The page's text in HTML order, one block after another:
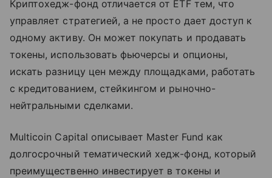
Криптохедж-фонд отличается от ETF тем, что
управляет стратегией, а не просто дает доступ к
одному активу. Он может покупать и продавать
токены, использовать фьючерсы и опционы,
искать разницу цен между площадками, работать
с кредитованием, стейкингом и рыночно-
нейтральными сделками.
Multicoin Capital описывает Master Fund как
долгосрочный тематический хедж-фонд, который
преимущественно инвестирует в токены и